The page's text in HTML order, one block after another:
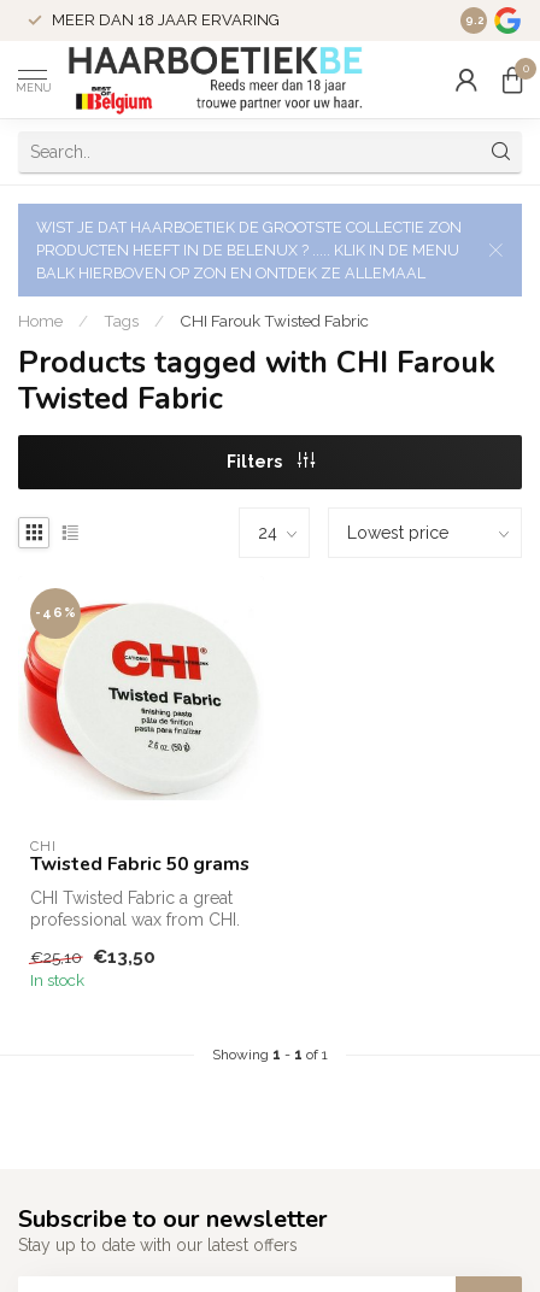
MEER DAN 18 JAAR ERVARING 9.2
MENU
0
WIST JE DAT HAARBOETIEK DE GROOTSTE COLLECTIE ZON
PRODUCTEN HEEFT IN DE BELENUX ? ..... KLIK IN DE MENU
BALK HIERBOVEN OP ZON EN ONTDEK ZE ALLEMAAL
Home / Tags / CHI Farouk Twisted Fabric
Products tagged with CHI Farouk
Twisted Fabric
Filters
-46%
CHI
Twisted Fabric 50 grams
CHI Twisted Fabric a great
professional wax from CHI.
can...
€25,10 €13,50
In stock
Showing 1 - 1 of 1
Subscribe to our newsletter
Stay up to date with our latest offers